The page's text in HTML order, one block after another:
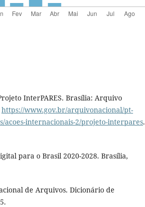
InterPARES. Brasília: Arquivo
https://www.gov.br/arquivonacional/pt-
acoes-internacionais-2/projeto-interpares.
para o Brasil 2020-2028. Brasília,
de Arquivos. Dicionário de